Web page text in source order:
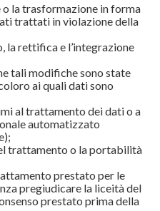
la trasformazione in forma
trattati in violazione della
la rettifica e l’integrazione
tali modifiche sono state
ai quali dati sono
al trattamento dei dati o a
automatizzato
trattamento o la portabilità
prestato per le
pregiudicare la liceità del
prestato prima della